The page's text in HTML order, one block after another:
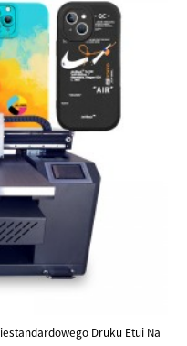
Druku Etui Na